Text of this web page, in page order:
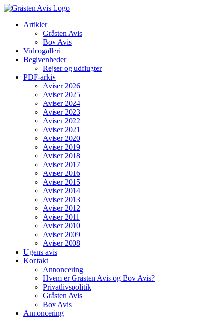
Skip
contentArtikler
Gråsten Avis
Bov Avis
Videogalleri
Begivenheder
Rejser og udflugter
PDF-arkiv
Aviser 2026
Aviser 2025
Aviser 2024
Aviser 2023
Aviser 2022
Aviser 2021
Aviser 2020
Aviser 2019
Aviser 2018
Aviser 2017
Aviser 2016
Aviser 2015
Aviser 2014
Aviser 2013
Aviser 2012
Aviser 2011
Aviser 2010
Aviser 2009
Aviser 2008
Ugens avis
Kontakt
Annoncering
Hvem er Gråsten Avis og Bov Avis?
Privatlivspolitik
Gråsten Avis
Bov Avis
Annoncering